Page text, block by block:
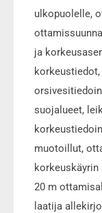
ulkopuolelle,
ja
suojalueet,
muotoillut,
20 m
laatija